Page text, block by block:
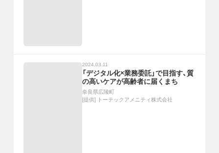
2024.03.11
「デジタル化×業務委託」で目指す、質
の高いケアが高齢者に届くまち
奈良県広陵町
[提供] トーテックアメニティ株式会社